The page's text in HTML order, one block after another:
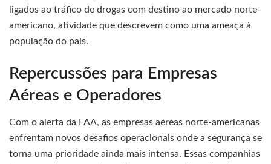
ligados ao tráfico de drogas com destino ao mercado norte-
americano, atividade que descrevem como uma ameaça à
população do país.
Repercussões para Empresas
Aéreas e Operadores
Com o alerta da FAA, as empresas aéreas norte-americanas
enfrentam novos desafios operacionais onde a segurança se
torna uma prioridade ainda mais intensa. Essas companhias